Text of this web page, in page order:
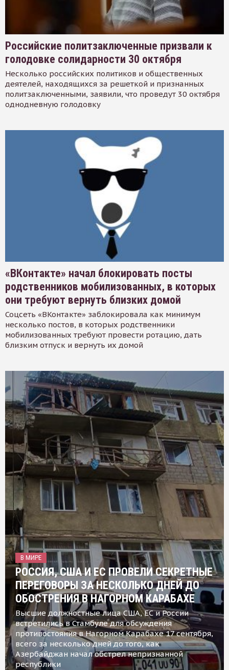
Российские политзаключенные призвали к
голодовке солидарности 30 октября
Несколько российских политиков и общественных
деятелей, находящихся за решеткой и признанных
политзаключенными, заявили, что проведут 30 октября
однодневную голодовку
«ВКонтакте» начал блокировать посты
родственников мобилизованных, в которых
они требуют вернуть близких домой
Соцсеть «ВКонтакте» заблокировала как минимум
несколько постов, в которых родственники
мобилизованных требуют провести ротацию, дать
близким отпуск и вернуть их домой
В МИРЕ
РОССИЯ, США И ЕС ПРОВЕЛИ СЕКРЕТНЫЕ
ПЕРЕГОВОРЫ ЗА НЕСКОЛЬКО ДНЕЙ ДО
ОБОСТРЕНИЯ В НАГОРНОМ КАРАБАХЕ
Высшие должностные лица США, ЕС и России
встретились в Стамбуле для обсуждения
противостояния в Нагорном Карабахе 17 сентября,
всего за несколько дней до того, как
Азербайджан начал обстрел непризнанной
республики